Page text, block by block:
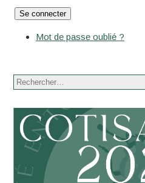
Se connecter
Mot de passe oublié ?